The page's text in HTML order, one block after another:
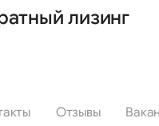
лизинг
Отзывы